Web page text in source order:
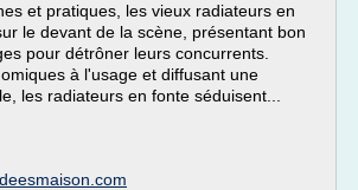
et pratiques, les vieux radiateurs en
le devant de la scène, présentant bon
pour détrôner leurs concurrents.
à l'usage et diffusant une
les radiateurs en fonte séduisent...